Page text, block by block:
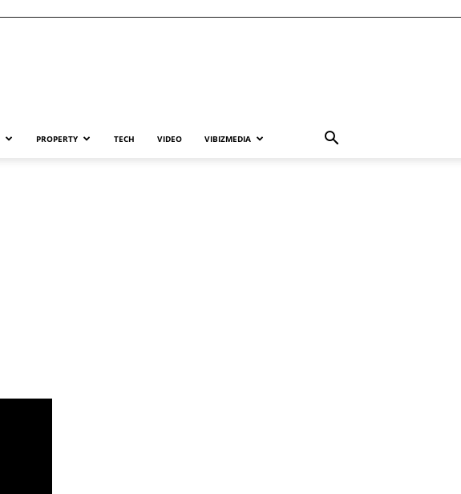
PROPERTY TECH VIDEO VIBIZMEDIA